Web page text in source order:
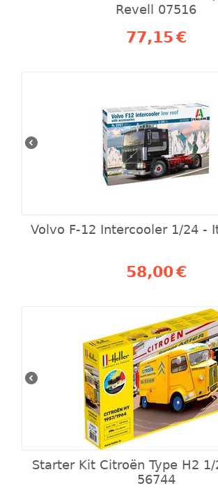
Revell 07516
77,15€
Volvo F‐12 Intercooler 1/24 -
58,00€
Starter Kit Citroën Type H2
56744